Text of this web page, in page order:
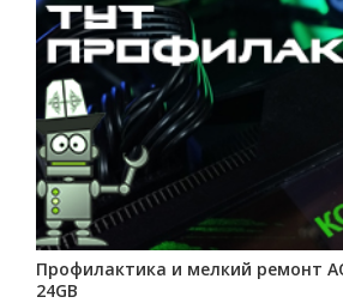
Профилактика и мелкий ремонт
24GB